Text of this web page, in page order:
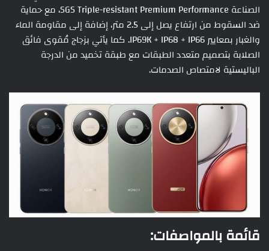
الصناعة SGS Triple-resistant Premium Performance، مع حماية
ضد السقوط من ارتفاع يصل إلى 2.5 متر، إضافة إلى مقاومة الماء
والغبار بمعايير IP69K + IP68 + IP66. كما يأتي بزجاج مُقوى فائق
الصلابة بتصميم متعدد الطبقات مع طبقة تخميد من الدرجة
الباليستية لامتصاص الصدمات.
قائمة بالمواصفات: